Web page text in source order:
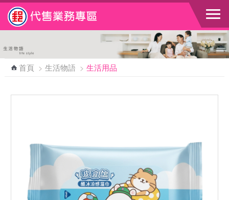
跳到主要內容區塊
首頁 > 生活物語 > 生活用品